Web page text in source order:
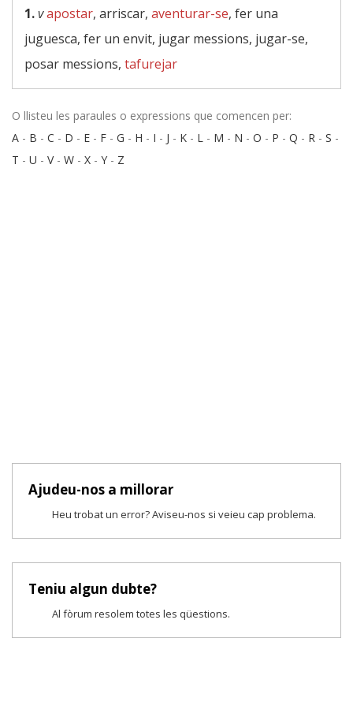
1.vapostar, arriscar, aventurar-se, fer una
juguesca, fer un envit, jugar messions, jugar-se,
posar messions, tafurejar
O llisteu les paraules o expressions que comencen per:
A - B - C - D - E - F - G - H - I - J - K - L - M - N - O - P - Q - R - S -
T - U - V- W - X - Y - Z
Ajudeu-nos a millorar
Heu trobat un error? Aviseu-nos si veieu cap problema.
Teniu algun dubte?
Al fòrum resolem totes les qüestions.